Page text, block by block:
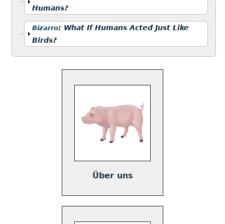
Humans?
Anzeigen
Bizarro: What If Humans Acted Just Like
Birds?
Über uns